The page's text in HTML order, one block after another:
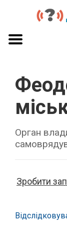
Орган
Зробити